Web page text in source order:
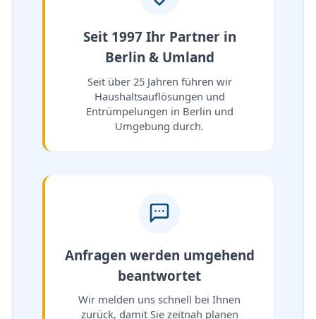
Seit 1997 Ihr Partner in
Berlin & Umland
Seit über 25 Jahren führen wir
Haushaltsauflösungen und
Entrümpelungen in Berlin und
Umgebung durch.
Anfragen werden umgehend
beantwortet
Wir melden uns schnell bei Ihnen
zurück, damit Sie zeitnah planen